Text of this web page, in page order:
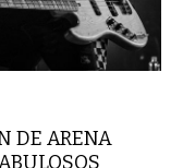
DE ARENA